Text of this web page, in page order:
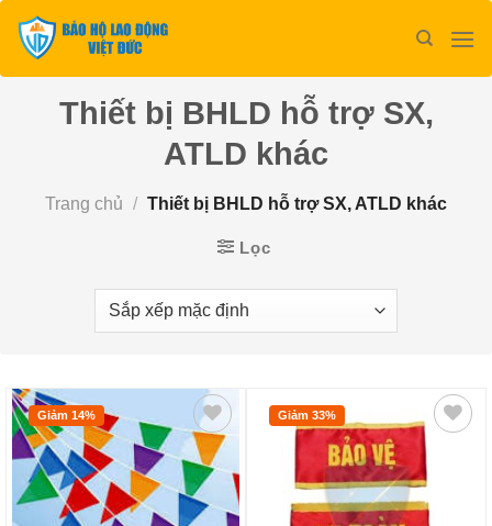
qua
Thiết bị BHLD hỗ trợ SX,
ATLD khác
Trang chủ / Thiết bị BHLD hỗ trợ SX, ATLD khác
Lọc
Giảm 14% Giảm 33%